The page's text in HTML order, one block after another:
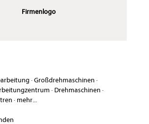
Firmenlogo
·Großdrehmaschinen ·
· Drehmaschinen ·
· mehr...